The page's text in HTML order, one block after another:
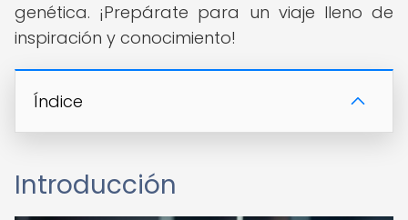
genética. ¡Prepárate para un viaje lleno de
inspiración y conocimiento!
Índice
Introducción